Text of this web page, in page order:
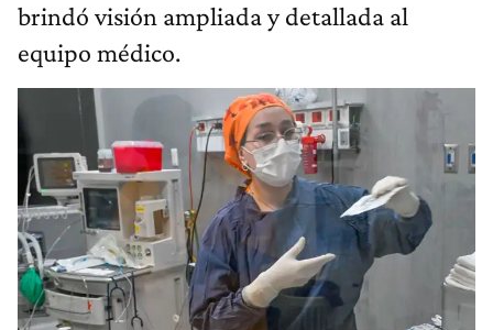
brindó visión ampliada y detallada al
equipo médico.